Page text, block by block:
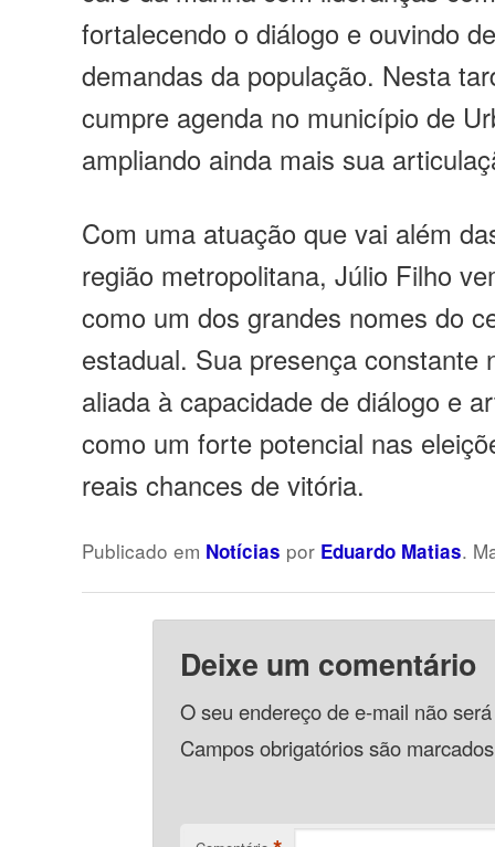
fortalecendo o diálogo e ouvindo
demandas da população. Nesta
cumpre agenda no município de
ampliando ainda mais sua
Com uma atuação que vai além
região metropolitana, Júlio Filho
como um dos grandes nomes do
estadual. Sua presença constante
aliada à capacidade de diálogo e
como um forte potencial nas
reais chances de vitória.
Publicado em Notícias por Eduardo Matias.
Deixe um comentário
O seu endereço de e-mail não
Campos obrigatórios são